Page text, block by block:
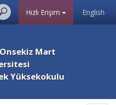
English
Hızlı Erişim
Mart
Yüksekokulu